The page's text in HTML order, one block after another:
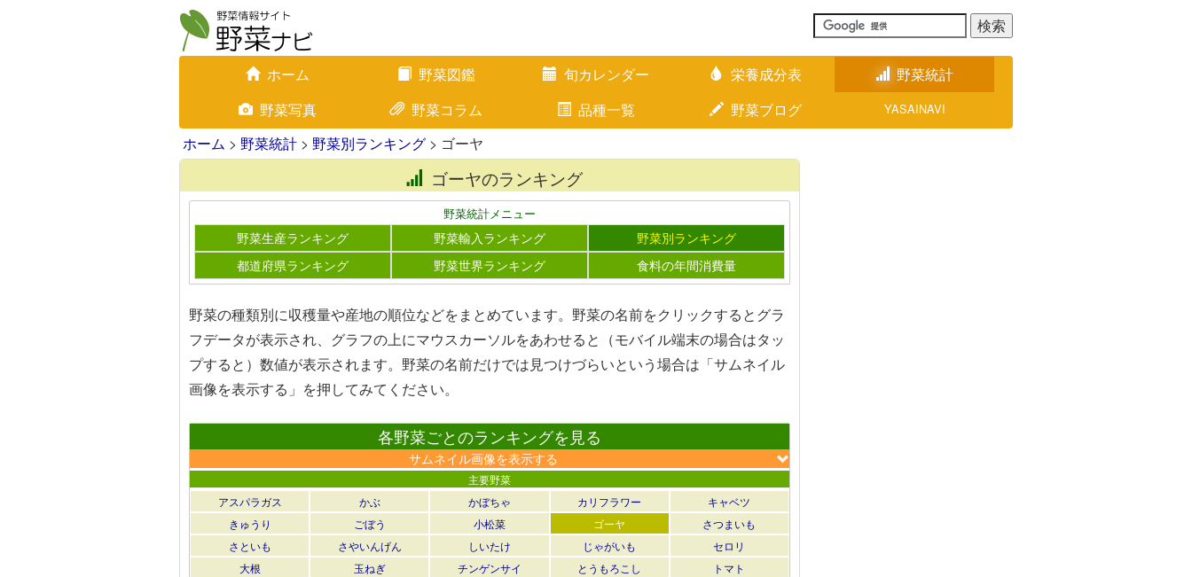
ホーム 野菜図鑑 旬カレンダー 栄養成分表
野菜統計
野菜写真
野菜コラム 品種一覧 野菜ブログ YASAINAVI
ホーム > 野菜統計 > 野菜別ランキング > ゴーヤ
ゴーヤのランキング
野菜統計メニュー
野菜生産ランキング 野菜輸入ランキング
野菜別ランキング
都道府県ランキング
野菜世界ランキング 食料の年間消費量
野菜の種類別に収穫量や産地の順位などをまとめています。野菜の名前をクリックするとグラ
フデータが表示され、グラフの上にマウスカーソルをあわせると（モバイル端末の場合はタッ
プすると）数値が表示されます。野菜の名前だけでは見つけづらいという場合は「サムネイル
画像を表示する」を押してみてください。
各野菜ごとのランキングを見る
サムネイル画像を表示する
主要野菜
アスパラガス
かぶ かぼちゃ カリフラワー
キャベツ
きゅうり
ごぼう 小松菜 ゴーヤ
さつまいも
さといも
さやいんげん しいたけ じゃがいも
セロリ
大根
玉ねぎ チンゲンサイ とうもろこし
トマト